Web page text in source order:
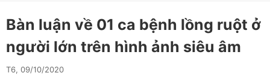
Bàn luận về 01 ca bệnh lồng ruột ở
người lớn trên hình ảnh siêu âm
T6, 09/10/2020